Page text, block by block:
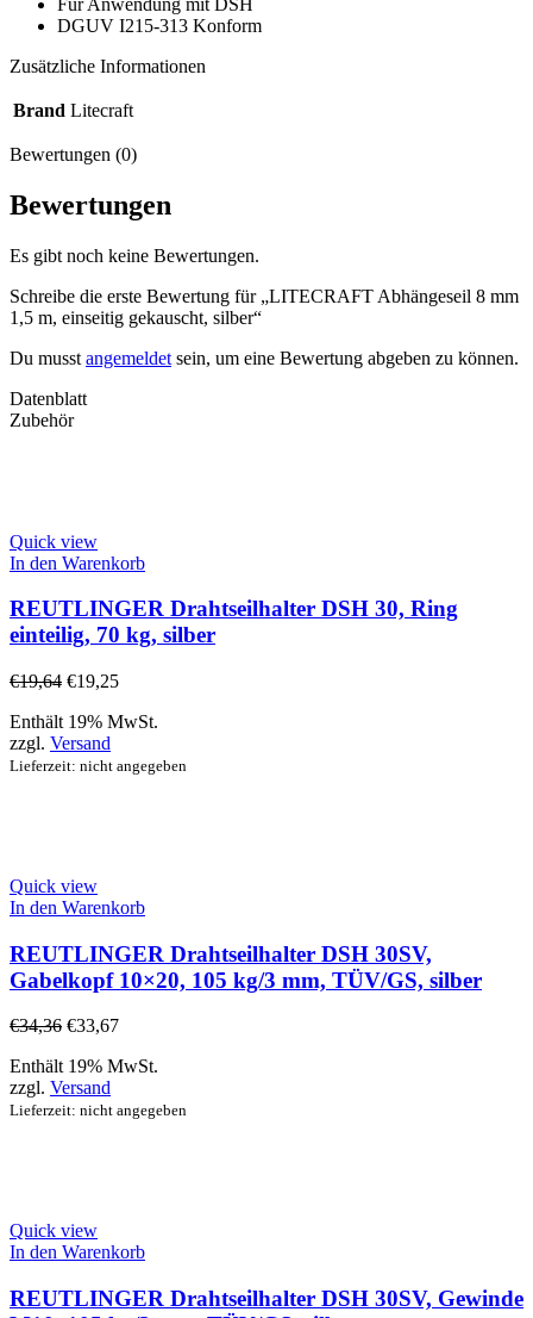
DGUV I215-313 Konform
Zusätzliche Informationen
Brand Litecraft
Bewertungen (0)
Bewertungen
Es gibt noch keine Bewertungen.
Schreibe die erste Bewertung für „LITECRAFT Abhängeseil 8 mm
1,5 m, einseitig gekauscht, silber“
Du musst angemeldet sein, um eine Bewertung abgeben zu können.
Datenblatt
Zubehör
Quick view
In den Warenkorb
REUTLINGER Drahtseilhalter DSH 30, Ring
einteilig, 70 kg, silber
€19,64 €19,25
Enthält 19% MwSt.
zzgl. Versand
Lieferzeit: nicht angegeben
Quick view
In den Warenkorb
REUTLINGER Drahtseilhalter DSH 30SV,
Gabelkopf 10×20, 105 kg/3 mm, TÜV/GS, silber
€34,36 €33,67
Enthält 19% MwSt.
zzgl. Versand
Lieferzeit: nicht angegeben
Quick view
In den Warenkorb
REUTLINGER Drahtseilhalter DSH 30SV, Gewinde